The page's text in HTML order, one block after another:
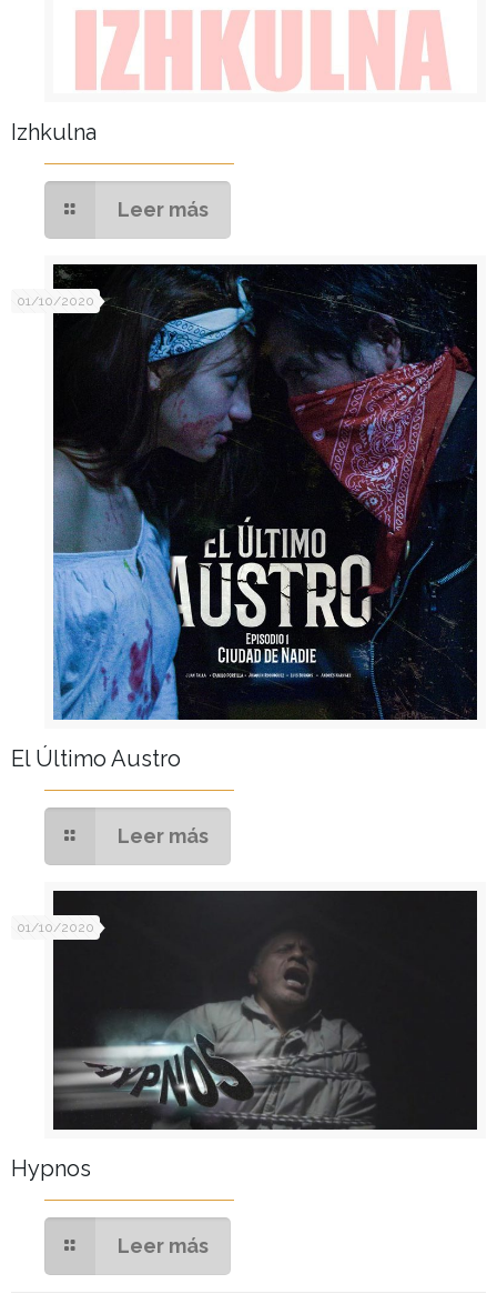
Izhkulna
Leer más
01/10/2020
El Último Austro
Leer más
01/10/2020
Hypnos
Leer más